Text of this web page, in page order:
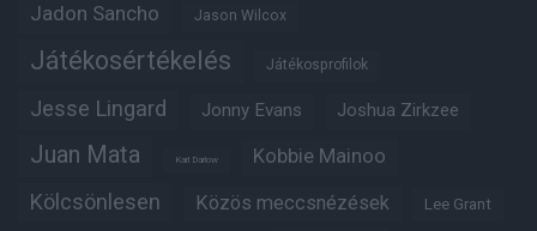
Jadon Sancho Jason Wilcox
Játékosértékelés Játékosprofilok
Jesse Lingard Jonny Evans Joshua Zirkzee
Juan Mata Karl Darlow Kobbie Mainoo
Kölcsönlesen Közös meccsnézések Lee Grant